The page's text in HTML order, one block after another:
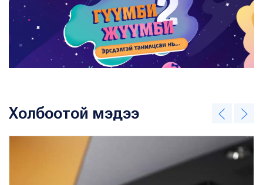
Холбоотой мэдээ